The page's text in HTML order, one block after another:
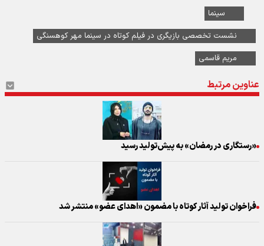
سینما
نشست تخصصی بازیگری در فیلم کوتاه در سینما مهر کوهسنگی
مریم قاسمی
عناوین مرتبط
«رستگاری در رمضان» به پیش‌تولید رسید
فراخوان تولید آثار کوتاه با مضمون «اهدای عضو» منتشر شد